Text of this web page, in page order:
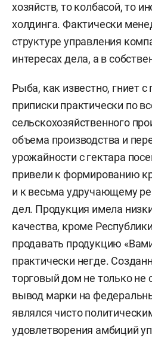
хозяйств, то колбасой, то
холдинга. Фактически
структуре управления
интересах дела, а в
Рыба, как известно, гниет
приписки практически по
сельскохозяйственного
объема производства и
урожайности с гектара
привели к формированию
и к весьма удручающему
дел. Продукция имела
качества, кроме
продавать продукцию
практически негде.
торговый дом не только не
вывод марки на
являлся чисто
удовлетворения амбиций